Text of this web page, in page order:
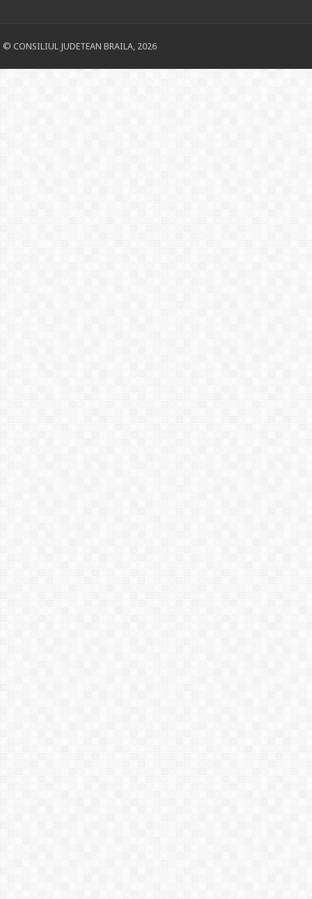
© CONSILIUL JUDETEAN BRAILA, 2026